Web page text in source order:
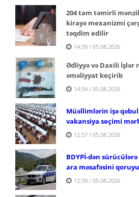
204 tam təmirli
kirayə mexanizmi
təqdim edilir
14:39 / 05.08.2026
Ədliyyə və Daxili İşlər
əməliyyat keçirib
14:34 / 05.08.2026
Müəllimlərin işə
vakansiya seçimi
12:57 / 05.08.2026
BDYPİ-dən
ara məsafəsini
12:39 / 05.08.2026